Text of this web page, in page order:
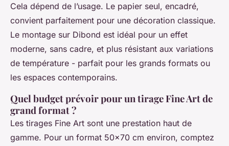
Cela dépend de l’usage. Le papier seul, encadré,
convient parfaitement pour une décoration classique.
Le montage sur Dibond est idéal pour un effet
moderne, sans cadre, et plus résistant aux variations
de température - parfait pour les grands formats ou
les espaces contemporains.
Quel budget prévoir pour un tirage Fine Art de
grand format ?
Les tirages Fine Art sont une prestation haut de
gamme. Pour un format 50x70 cm environ, comptez